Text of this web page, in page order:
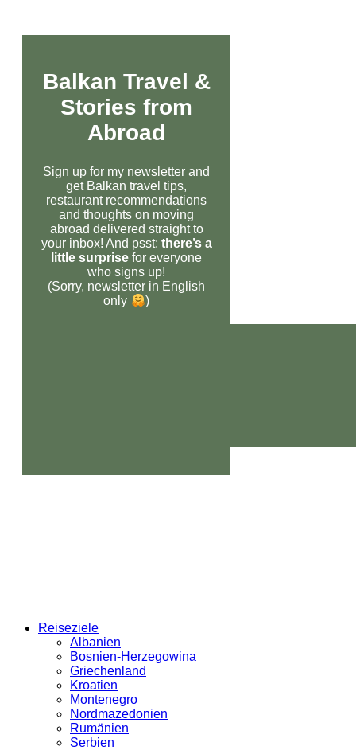
Balkan Travel &
Stories from
Abroad
Sign up for my newsletter and
get Balkan travel tips,
restaurant recommendations
and thoughts on moving
abroad delivered straight to
your inbox! And psst: there’s a
little surprise for everyone
who signs up!
(Sorry, newsletter in English
only
)
Reiseziele
Albanien
Bosnien-Herzegowina
Griechenland
Kroatien
Montenegro
Nordmazedonien
Rumänien
Serbien